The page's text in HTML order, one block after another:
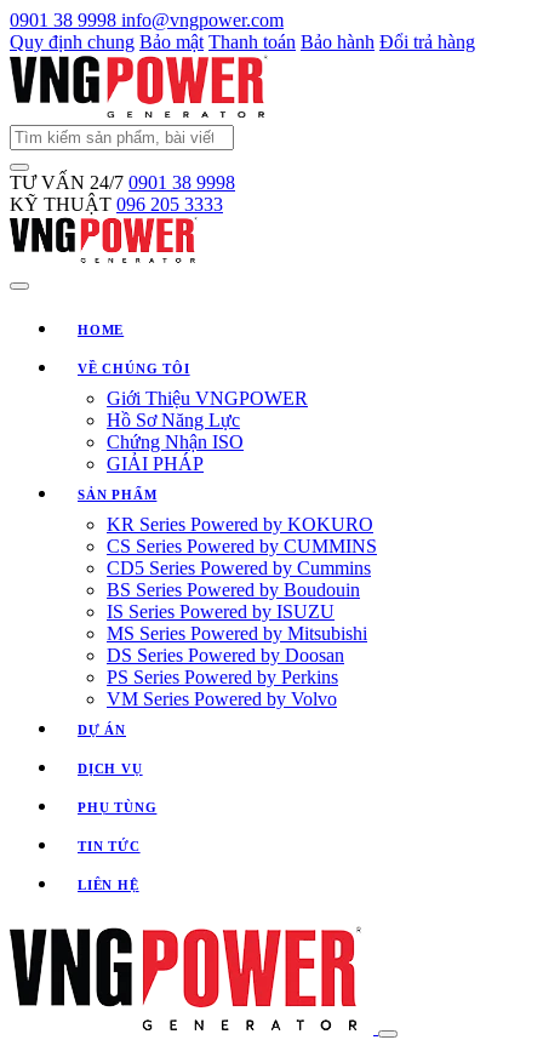
0901 38 9998 info@vngpower.com
Quy định chung Bảo mật Thanh toán Bảo hành Đổi trả hàng
TƯ VẤN 24/7 0901 38 9998
KỸ THUẬT 096 205 3333
HOME
VỀ CHÚNG TÔI
Giới Thiệu VNGPOWER
Hồ Sơ Năng Lực
Chứng Nhận ISO
GIẢI PHÁP
SẢN PHẨM
KR Series Powered by KOKURO
CS Series Powered by CUMMINS
CD5 Series Powered by Cummins
BS Series Powered by Boudouin
IS Series Powered by ISUZU
MS Series Powered by Mitsubishi
DS Series Powered by Doosan
PS Series Powered by Perkins
VM Series Powered by Volvo
DỰ ÁN
DỊCH VỤ
PHỤ TÙNG
TIN TỨC
LIÊN HỆ